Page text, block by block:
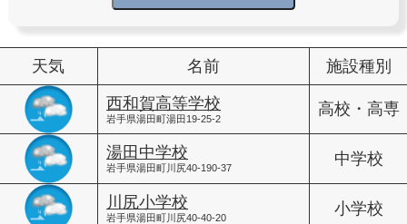
天気 名前 施設種別
西和賀高等学校
岩手県湯田町湯田19-25-2
高校・高専
湯田中学校
岩手県湯田町川尻40-190-37
中学校
川尻小学校
岩手県湯田町川尻40-40-20
小学校